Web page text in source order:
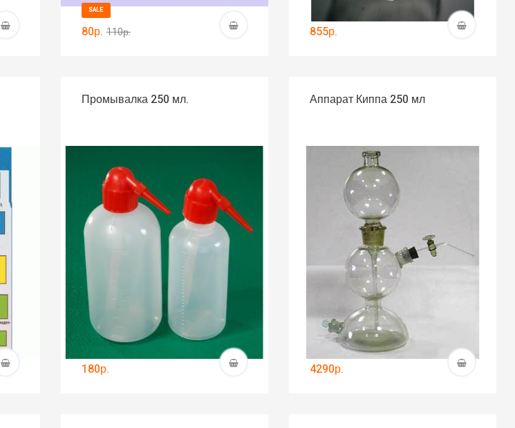
SALE
80р. 110р. 855р.
Промывалка 250 мл.
180р.
Аппарат Киппа 250 мл
4290р.